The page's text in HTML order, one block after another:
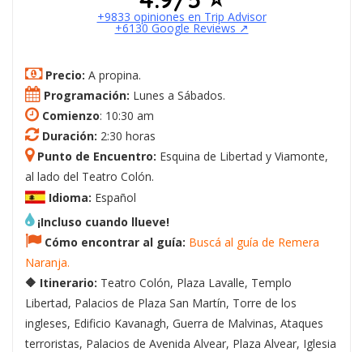
+9833 opiniones en Trip Advisor
+6130 Google Reviews ↗️
Precio: A propina.
Programación: Lunes a Sábados.
Comienzo: 10:30 am
Duración: 2:30 horas
Punto de Encuentro: Esquina de Libertad y Viamonte,
al lado del Teatro Colón.
Idioma: Español
¡Incluso cuando llueve!
Cómo encontrar al guía: Buscá al guía de Remera
Naranja.
🔶 Itinerario: Teatro Colón, Plaza Lavalle, Templo
Libertad, Palacios de Plaza San Martín, Torre de los
ingleses, Edificio Kavanagh, Guerra de Malvinas, Ataques
terroristas, Palacios de Avenida Alvear, Plaza Alvear, Iglesia